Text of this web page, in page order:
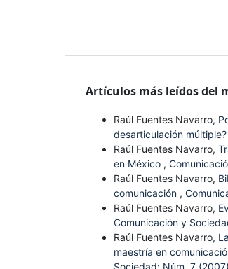
Artículos más leídos del
Raúl Fuentes Navarro,
desarticulación múltiple?
Raúl Fuentes Navarro,
en México ,
Raúl Fuentes Navarro,
comunicación ,
Raúl Fuentes Navarro,
Comunicación y
Raúl Fuentes Navarro,
maestría en